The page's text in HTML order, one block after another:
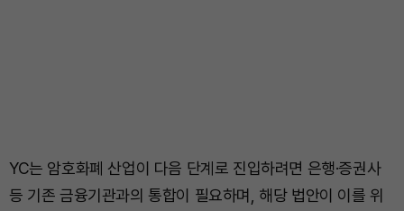
YC는 암호화폐 산업이 다음 단계로 진입하려면 은행·증권사
등 기존 금융기관과의 통합이 필요하며, 해당 법안이 이를 위